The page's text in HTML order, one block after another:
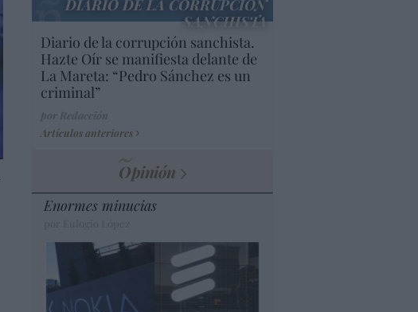
DIARIO DE LA CORRUPCIÓN
SANCHISTA
Diario de la corrupción sanchista.
Hazte Oír se manifiesta delante de
La Mareta: “Pedro Sánchez es un
criminal”
Artículos anteriores
Opinión
Enormes minucias